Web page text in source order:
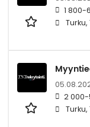
1 800-
2 000-